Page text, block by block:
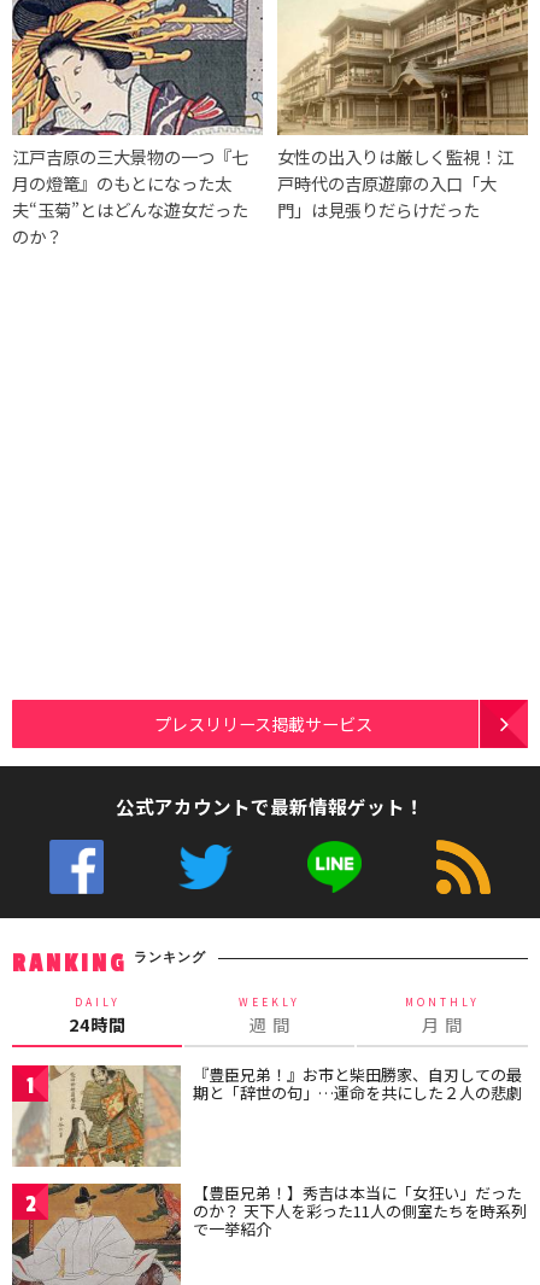
江戸吉原の三大景物の一つ『七
月の燈篭』のもとになった太
夫“玉菊”とはどんな遊女だった
のか？
女性の出入りは厳しく監視！江
戸時代の吉原遊廓の入口「大
門」は見張りだらけだった
プレスリリース掲載サービス
公式アカウントで最新情報ゲット！
RANKING ランキング
DAILY
24時間
WEEKLY
週 間
MONTHLY
月 間
1 『豊臣兄弟！』お市と柴田勝家、自刃しての最
期と「辞世の句」…運命を共にした２人の悲劇
2 【豊臣兄弟！】秀吉は本当に「女狂い」だった
のか？ 天下人を彩った11人の側室たちを時系列
で一挙紹介